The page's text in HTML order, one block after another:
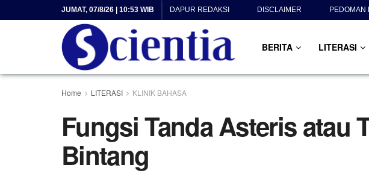
JUMAT, 07/8/26 | 10:53 WIB DAPUR REDAKSI DISCLAIMER PEDOMAN
BERITA LITERASI
Home LITERASI KLINIK BAHASA
Fungsi Tanda Asteris atau
Bintang